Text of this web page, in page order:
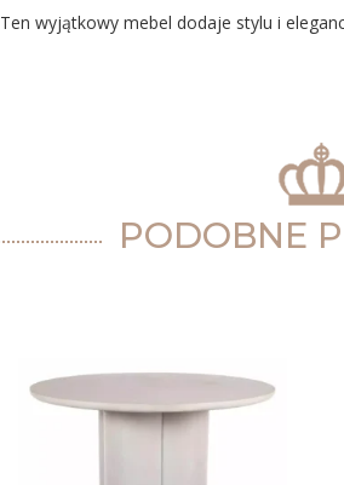
Ten wyjątkowy mebel dodaje stylu i
PODOBNE